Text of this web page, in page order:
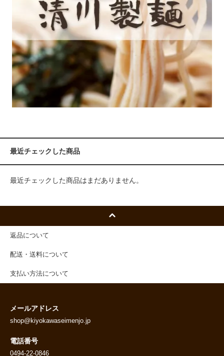
最近チェックした商品
最近チェックした商品はまだありません。
返品について
配送・送料について
支払い方法について
メールアドレス
shop@kiyokawaseimenjo.jp
電話番号
0494-22-0846